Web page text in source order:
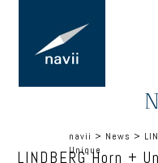
navii > News >
Unique
LINDBERG Horn +